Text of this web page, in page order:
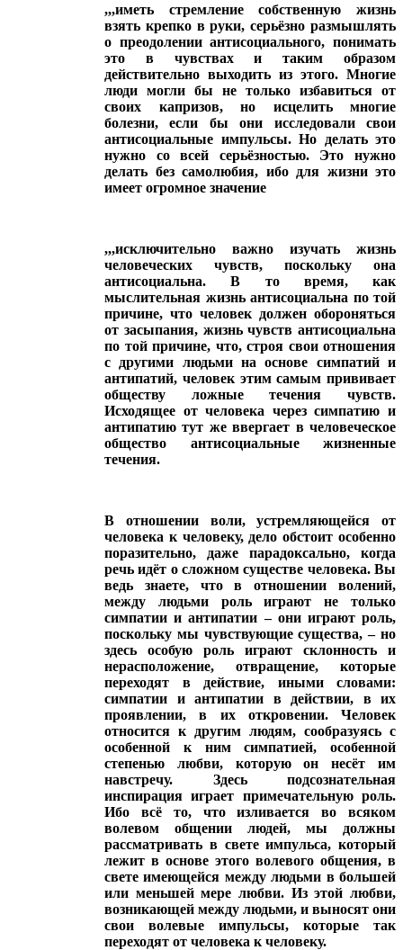
,,,иметь стремление собственную жизнь
взять крепко в руки, серьёзно размышлять
о преодолении антисоциального, понимать
это в чувствах и таким образом
действительно выходить из этого. Многие
люди могли бы не только избавиться от
своих капризов, но исцелить многие
болезни, если бы они исследовали свои
антисоциальные импульсы. Но делать это
нужно со всей серьёзностью. Это нужно
делать без самолюбия, ибо для жизни это
имеет огромное значение
,,,исключительно важно изучать жизнь
человеческих чувств, поскольку она
антисоциальна. В то время, как
мыслительная жизнь антисоциальна по той
причине, что человек должен обороняться
от засыпания, жизнь чувств антисоциальна
по той причине, что, строя свои отношения
с другими людьми на основе симпатий и
антипатий, человек этим самым прививает
обществу ложные течения чувств.
Исходящее от человека через симпатию и
антипатию тут же ввергает в человеческое
общество антисоциальные жизненные
течения.
В отношении воли, устремляющейся от
человека к человеку, дело обстоит особенно
поразительно, даже парадоксально, когда
речь идёт о сложном существе человека. Вы
ведь знаете, что в отношении волений,
между людьми роль играют не только
симпатии и антипатии – они играют роль,
поскольку мы чувствующие существа, – но
здесь особую роль играют склонность и
нерасположение, отвращение, которые
переходят в действие, иными словами:
симпатии и антипатии в действии, в их
проявлении, в их откровении. Человек
относится к другим людям, сообразуясь с
особенной к ним симпатией, особенной
степенью любви, которую он несёт им
навстречу. Здесь подсознательная
инспирация играет примечательную роль.
Ибо всё то, что изливается во всяком
волевом общении людей, мы должны
рассматривать в свете импульса, который
лежит в основе этого волевого общения, в
свете имеющейся между людьми в большей
или меньшей мере любви. Из этой любви,
возникающей между людьми, и выносят они
свои волевые импульсы, которые так
переходят от человека к человеку.